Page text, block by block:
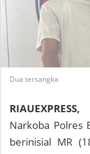
Dua tersangka
Narkoba Polres
berinisial MR